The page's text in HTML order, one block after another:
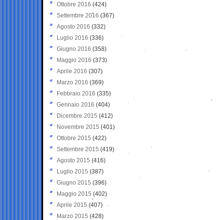
Ottobre 2016 (424)
Settembre 2016 (367)
Agosto 2016 (332)
Luglio 2016 (336)
Giugno 2016 (358)
Maggio 2016 (373)
Aprile 2016 (307)
Marzo 2016 (369)
Febbraio 2016 (335)
Gennaio 2016 (404)
Dicembre 2015 (412)
Novembre 2015 (401)
Ottobre 2015 (422)
Settembre 2015 (419)
Agosto 2015 (416)
Luglio 2015 (387)
Giugno 2015 (396)
Maggio 2015 (402)
Aprile 2015 (407)
Marzo 2015 (428)